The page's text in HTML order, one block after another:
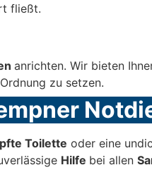
fließt.
anrichten. Wir bieten
zu setzen.
Toilette oder eine
Hilfe bei allen